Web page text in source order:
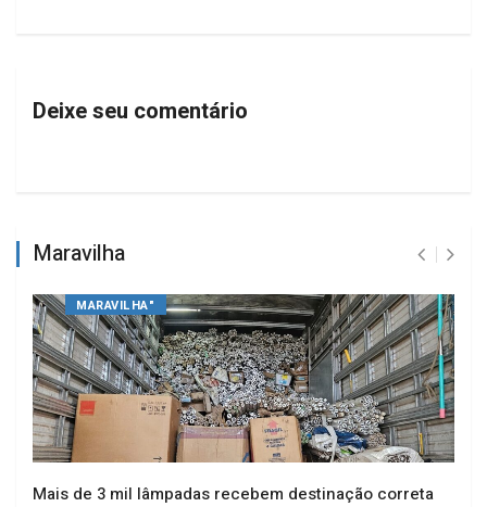
Deixe seu comentário
Maravilha
MARAVILHA"
Mais de 3 mil lâmpadas recebem destinação correta